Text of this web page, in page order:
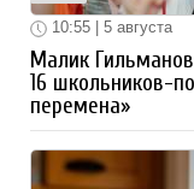
10:55 | 5 августа
Малик
16 школьников-
перемена»